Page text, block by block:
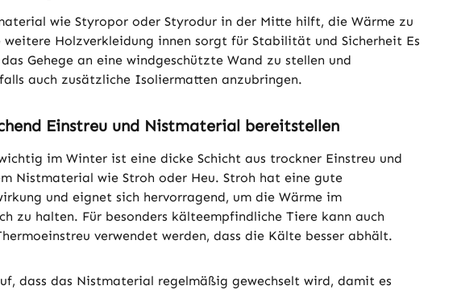
wie Styropor oder Styrodur in der Mitte hilft, die Wärme zu
weitere Holzverkleidung innen sorgt für Stabilität und Sicherheit Es
Gehege an eine windgeschützte Wand zu stellen und
auch zusätzliche Isoliermatten anzubringen.
Einstreu und Nistmaterial bereitstellen
im Winter ist eine dicke Schicht aus trockner Einstreu und
Nistmaterial wie Stroh oder Heu. Stroh hat eine gute
und eignet sich hervorragend, um die Wärme im
zu halten. Für besonders kälteempfindliche Tiere kann auch
verwendet werden, dass die Kälte besser abhält.
dass das Nistmaterial regelmäßig gewechselt wird, damit es